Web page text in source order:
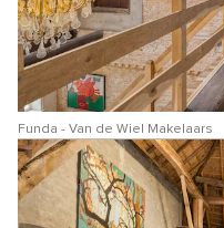
Funda - Van de Wiel Makelaars